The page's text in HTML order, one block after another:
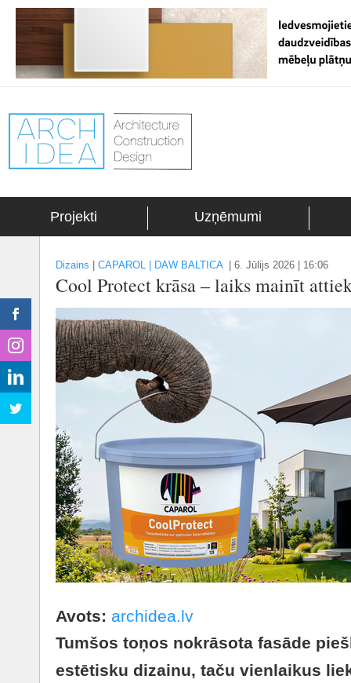
Projekti Uzņēmumi
Dizains CAPAROL | DAW BALTICA| 6. Jūlijs 2026 | 16:06
Cool Protect krāsa – laiks mainīt
Avots: archidea.lv
Tumšos toņos nokrāsota fasāde
estētisku dizainu, taču vienlaikus